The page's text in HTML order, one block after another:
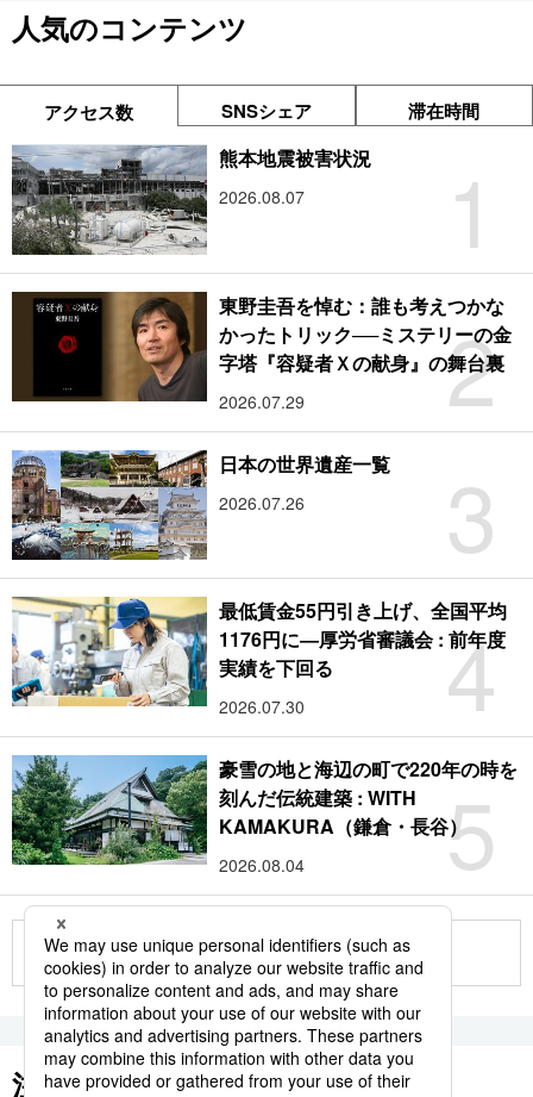
人気のコンテンツ
アクセス数 SNSシェア 滞在時間
1
熊本地震被害状況
2026.08.07
2
東野圭吾を悼む：誰も考えつかな
かったトリック──ミステリーの金
字塔『容疑者Ｘの献身』の舞台裏
2026.07.29
3
日本の世界遺産一覧
2026.07.26
4
最低賃金55円引き上げ、全国平均
1176円に―厚労省審議会 : 前年度
実績を下回る
2026.07.30
5
豪雪の地と海辺の町で220年の時を
刻んだ伝統建築 : WITH
KAMAKURA（鎌倉・長谷）
2026.08.04
もっと見る
注目のキーワード